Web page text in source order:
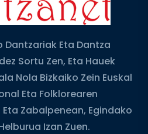
Dantzariak Eta Dantza
Sortu Zen, Eta Hauek
Nola Bizkaiko Zein Euskal
Eta Folklorearen
Zabalpenean, Egindako
Izan Zuen.